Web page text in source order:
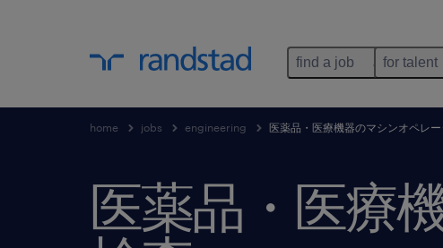
find a job for talent
home jobs engineering 医薬品・医療機器のマシンオペレ
医薬品・医療